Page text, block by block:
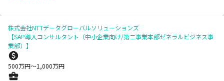
株式会社NTTデータグローバルソリューションズ
【SAP導入コンサルタント（中小企業向け/第二事業本部ゼネラルビジネス事
業部）】
500万円〜1,000万円